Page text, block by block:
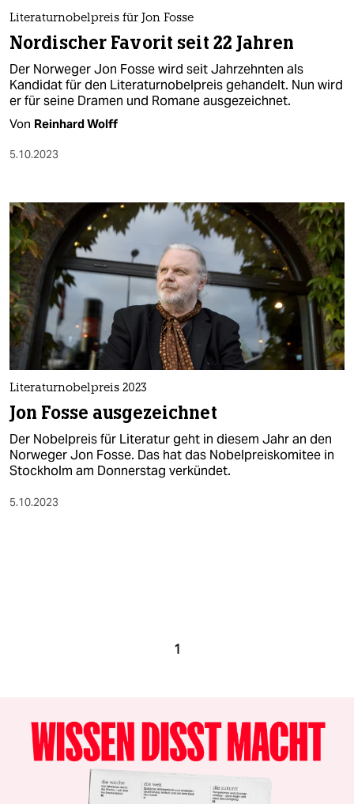
Literaturnobelpreis für Jon Fosse
Nordischer Favorit seit 22 Jahren
Der Norweger Jon Fosse wird seit Jahrzehnten als
Kandidat für den Literaturnobelpreis gehandelt. Nun wird
er für seine Dramen und Romane ausgezeichnet.
Von Reinhard Wolff
5.10.2023
Literaturnobelpreis 2023
Jon Fosse ausgezeichnet
Der Nobelpreis für Literatur geht in diesem Jahr an den
Norweger Jon Fosse. Das hat das Nobelpreiskomitee in
Stockholm am Donnerstag verkündet.
5.10.2023
1